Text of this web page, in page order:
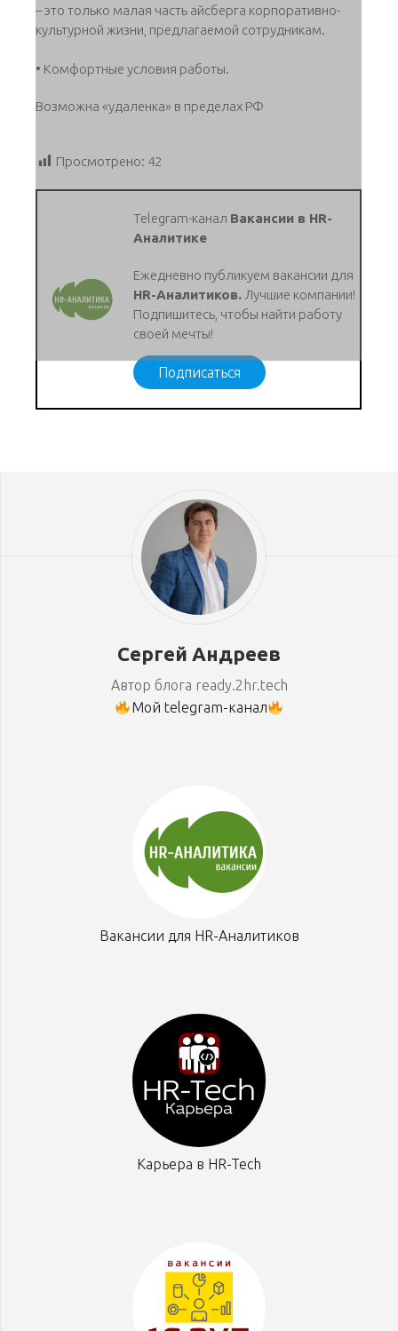
– это только малая часть айсберга корпоративно-
культурной жизни, предлагаемой сотрудникам.
• Комфортные условия работы.
Возможна «удаленка» в пределах РФ
Просмотрено: 42
Telegram-канал Вакансии в HR-
Аналитике
Ежедневно публикуем вакансии для
HR-Аналитиков. Лучшие компании!
Подпишитесь, чтобы найти работу
своей мечты!
Подписаться
Сергей Андреев
Автор блога ready.2hr.tech
Мой telegram-канал
Вакансии для HR-Аналитиков
Карьера в HR-Tech